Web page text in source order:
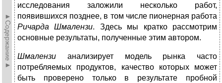
►Содержание►
исследования заложили несколько работ,
появившихся позднее, в том числе пионерная работа
Ричарда Шмалензи. Здесь мы кратко рассмотрим
основные результаты, полученные этим автором.
Шмалензи
анализирует модель рынка часто
потребляемых продуктов, качество которых может
быть проверено только в результате пробной